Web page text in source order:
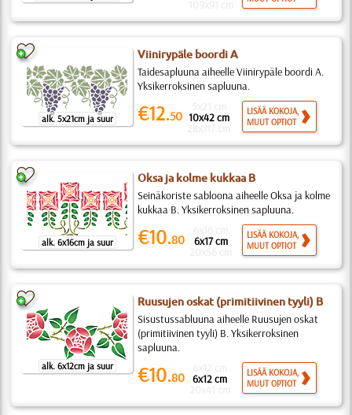
alk. 5x21cm ja suur
Viinirypäle boordi A
Taidesapluuna aiheelle Viinirypäle boordi A.
Yksikerroksinen sapluuna.
€12.50 10x42 cm
LISÄÄ KOKOJA,
MUUT OPTIOT
alk. 6x16cm ja suur
Oksa ja kolme kukkaa B
Seinäkoriste sabloona aiheelle Oksa ja kolme
kukkaa B. Yksikerroksinen sapluuna.
€10.80 6x17 cm
LISÄÄ KOKOJA,
MUUT OPTIOT
alk. 6x12cm ja suur
Ruusujen oskat (primitiivinen tyyli) B
Sisustussabluuna aiheelle Ruusujen oskat
(primitiivinen tyyli) B. Yksikerroksinen
sapluuna.
€10.80 6x12 cm
LISÄÄ KOKOJA,
MUUT OPTIOT